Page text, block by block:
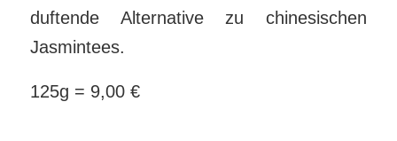
duftende Alternative zu chinesischen
Jasmintees.
125g = 9,00 €